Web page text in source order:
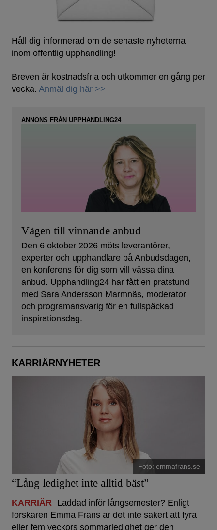
Håll dig informerad om de senaste nyheterna
inom offentlig upphandling!
Breven är kostnadsfria och utkommer en gång per
vecka. Anmäl dig här >>
ANNONS FRÅN UPPHANDLING24
Vägen till vinnande anbud
Den 6 oktober 2026 möts leverantörer,
experter och upphandlare på Anbudsdagen,
en konferens för dig som vill vässa dina
anbud. Upphandling24 har fått en pratstund
med Sara Andersson Marmnäs, moderator
och programansvarig för en fullspäckad
inspirationsdag.
KARRIÄRNYHETER
Foto: emmafrans.se
“Lång ledighet inte alltid bäst”
KARRIÄR
Laddad inför långsemester? Enligt
forskaren Emma Frans är det inte säkert att fyra
eller fem veckors sommarledighet ger den